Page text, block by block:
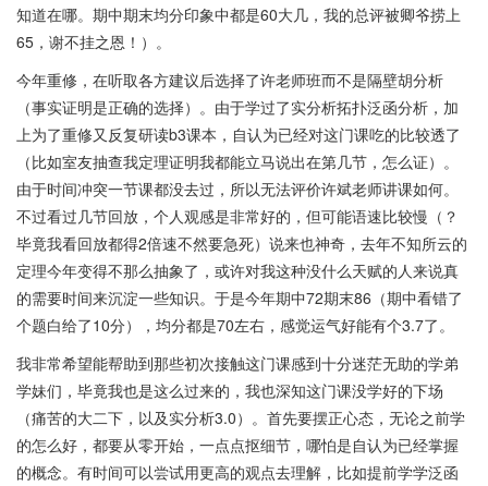
知道在哪。期中期末均分印象中都是60大几，我的总评被卿爷捞上
65，谢不挂之恩！）。
今年重修，在听取各方建议后选择了许老师班而不是隔壁胡分析
（事实证明是正确的选择）。由于学过了实分析拓扑泛函分析，加
上为了重修又反复研读b3课本，自认为已经对这门课吃的比较透了
（比如室友抽查我定理证明我都能立马说出在第几节，怎么证）。
由于时间冲突一节课都没去过，所以无法评价许斌老师讲课如何。
不过看过几节回放，个人观感是非常好的，但可能语速比较慢（？
毕竟我看回放都得2倍速不然要急死）说来也神奇，去年不知所云的
定理今年变得不那么抽象了，或许对我这种没什么天赋的人来说真
的需要时间来沉淀一些知识。于是今年期中72期末86（期中看错了
个题白给了10分），均分都是70左右，感觉运气好能有个3.7了。
我非常希望能帮助到那些初次接触这门课感到十分迷茫无助的学弟
学妹们，毕竟我也是这么过来的，我也深知这门课没学好的下场
（痛苦的大二下，以及实分析3.0）。首先要摆正心态，无论之前学
的怎么好，都要从零开始，一点点抠细节，哪怕是自认为已经掌握
的概念。有时间可以尝试用更高的观点去理解，比如提前学学泛函